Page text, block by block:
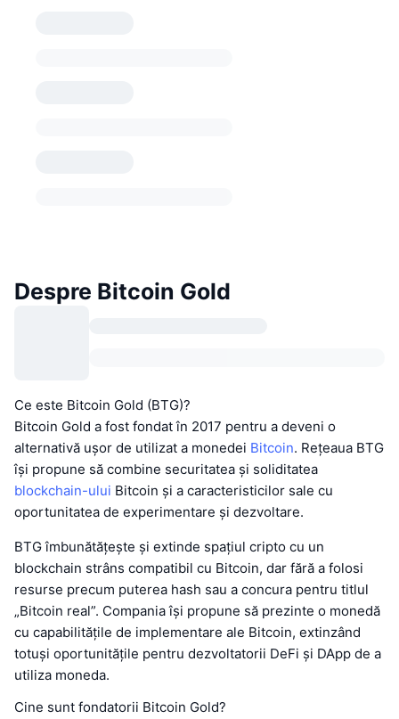
Despre Bitcoin Gold
Ce este Bitcoin Gold (BTG)?
Bitcoin Gold a fost fondat în 2017 pentru a deveni o
alternativă ușor de utilizat a monedei Bitcoin. Rețeaua BTG
își propune să combine securitatea și soliditatea
blockchain-ului Bitcoin și a caracteristicilor sale cu
oportunitatea de experimentare și dezvoltare.
BTG îmbunătățește și extinde spațiul cripto cu un
blockchain strâns compatibil cu Bitcoin, dar fără a folosi
resurse precum puterea hash sau a concura pentru titlul
„Bitcoin real”. Compania își propune să prezinte o monedă
cu capabilitățile de implementare ale Bitcoin, extinzând
totuși oportunitățile pentru dezvoltatorii DeFi și DApp de a
utiliza moneda.
Cine sunt fondatorii Bitcoin Gold?